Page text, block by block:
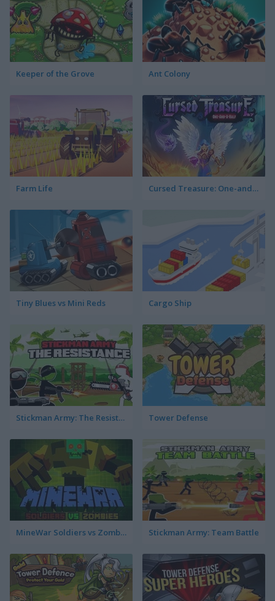
Keeper of the Grove Ant Colony
Farm Life Cursed Treasure: One-and-a-Half
Tiny Blues vs Mini Reds Cargo Ship
Stickman Army: The Resistance Tower Defense
MineWar Soldiers vs Zombies Stickman Army: Team Battle